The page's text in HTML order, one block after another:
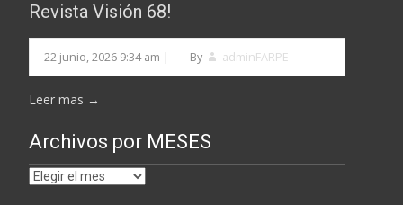
Revista Visión 68!
22 junio, 2026 9:34 am | By adminFARPE
Leer mas →
Archivos por MESES
Archivos